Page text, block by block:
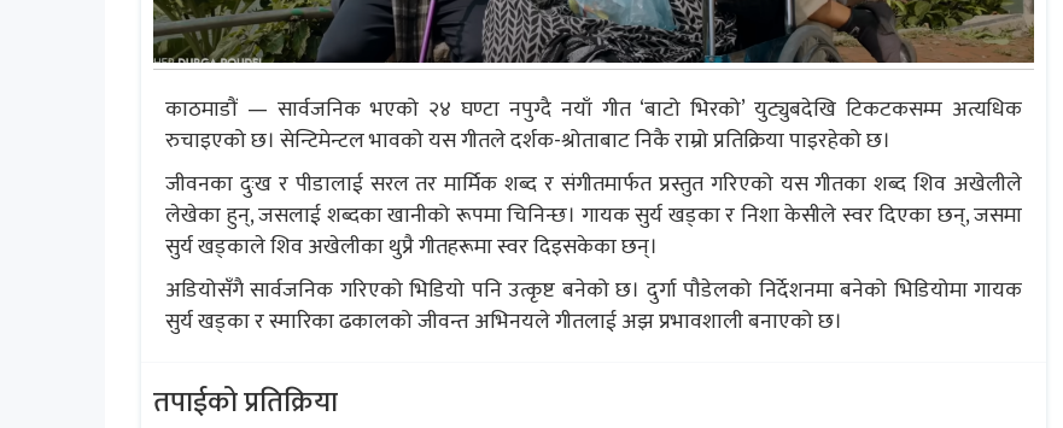
काठमाडौं — सार्वजनिक भएको २४ घण्टा नपुग्दै नयाँ गीत ‘बाटो भिरको’ युट्युबदेखि टिकटकसम्म अत्यधिक
रुचाइएको छ। सेन्टिमेन्टल भावको यस गीतले दर्शक-श्रोताबाट निकै राम्रो प्रतिक्रिया पाइरहेको छ।
जीवनका दुःख र पीडालाई सरल तर मार्मिक शब्द र संगीतमार्फत प्रस्तुत गरिएको यस गीतका शब्द शिव अखेलीले
लेखेका हुन्, जसलाई शब्दका खानीको रूपमा चिनिन्छ। गायक सुर्य खड्का र निशा केसीले स्वर दिएका छन्, जसमा
सुर्य खड्काले शिव अखेलीका थुप्रै गीतहरूमा स्वर दिइसकेका छन्।
अडियोसँगै सार्वजनिक गरिएको भिडियो पनि उत्कृष्ट बनेको छ। दुर्गा पौडेलको निर्देशनमा बनेको भिडियोमा गायक
सुर्य खड्का र स्मारिका ढकालको जीवन्त अभिनयले गीतलाई अझ प्रभावशाली बनाएको छ।
तपाईको प्रतिक्रिया